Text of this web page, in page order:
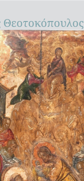
Θεοτοκόπουλος